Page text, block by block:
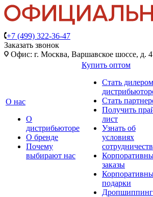
+7 (499) 322-36-47
Заказать звонок
Офис: г. Москва, Варшавское шоссе, д.
О нас
О
дистрибьюторе
О бренде
Почему
выбирают нас
Купить оптом
Стать
Стать
Получить
лист
Узнать об
условиях
заказы
подарки
Дропшиппинг